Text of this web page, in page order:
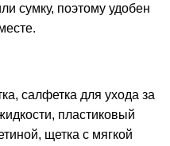
сумку, поэтому удобен
салфетка для ухода за
пластиковый
щетка с мягкой